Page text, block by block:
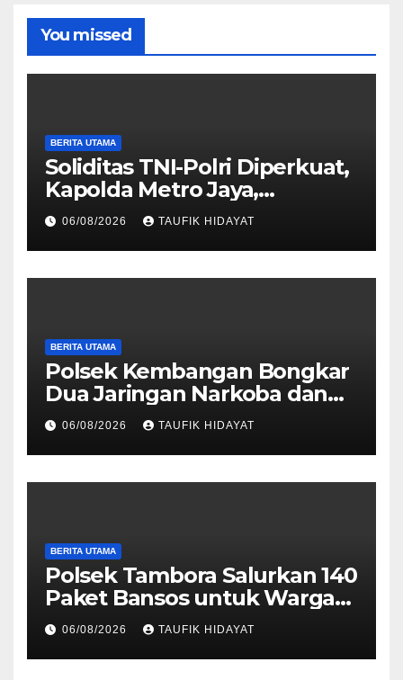
You missed
BERITA UTAMA
Soliditas TNI-Polri Diperkuat,
Kapolda Metro Jaya,
Pangdam Jaya, dan
Dankorbrimob Jalin
Silaturahmi
06/08/2026 TAUFIK HIDAYAT
BERITA UTAMA
Polsek Kembangan Bongkar
Dua Jaringan Narkoba dan
Obat Keras, Sita Puluhan
Ribu Pil, 1,1 Kg Sabu hingga
Vape Etomidate
06/08/2026 TAUFIK HIDAYAT
BERITA UTAMA
Polsek Tambora Salurkan 140
Paket Bansos untuk Warga
Slum Area, Wujud
Kepedulian Sambut HUT ke-
81 RI
06/08/2026 TAUFIK HIDAYAT